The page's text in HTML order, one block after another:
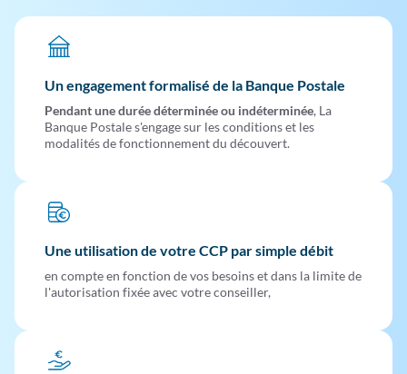
Un engagement formalisé de la Banque Postale
Pendant une durée déterminée ou indéterminée, La
Banque Postale s'engage sur les conditions et les
modalités de fonctionnement du découvert.
Une utilisation de votre CCP par simple débit
en compte en fonction de vos besoins et dans la limite de
l'autorisation fixée avec votre conseiller,